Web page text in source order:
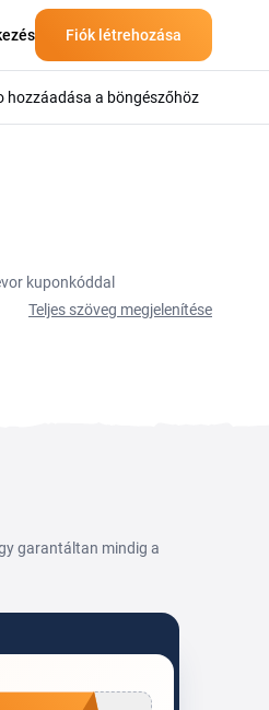
Fiók létrehozása
hozzáadása a böngészőhöz
kuponkóddal
A StuartTrevor
Teljes szöveg megjelenítése
garantáltan mindig a